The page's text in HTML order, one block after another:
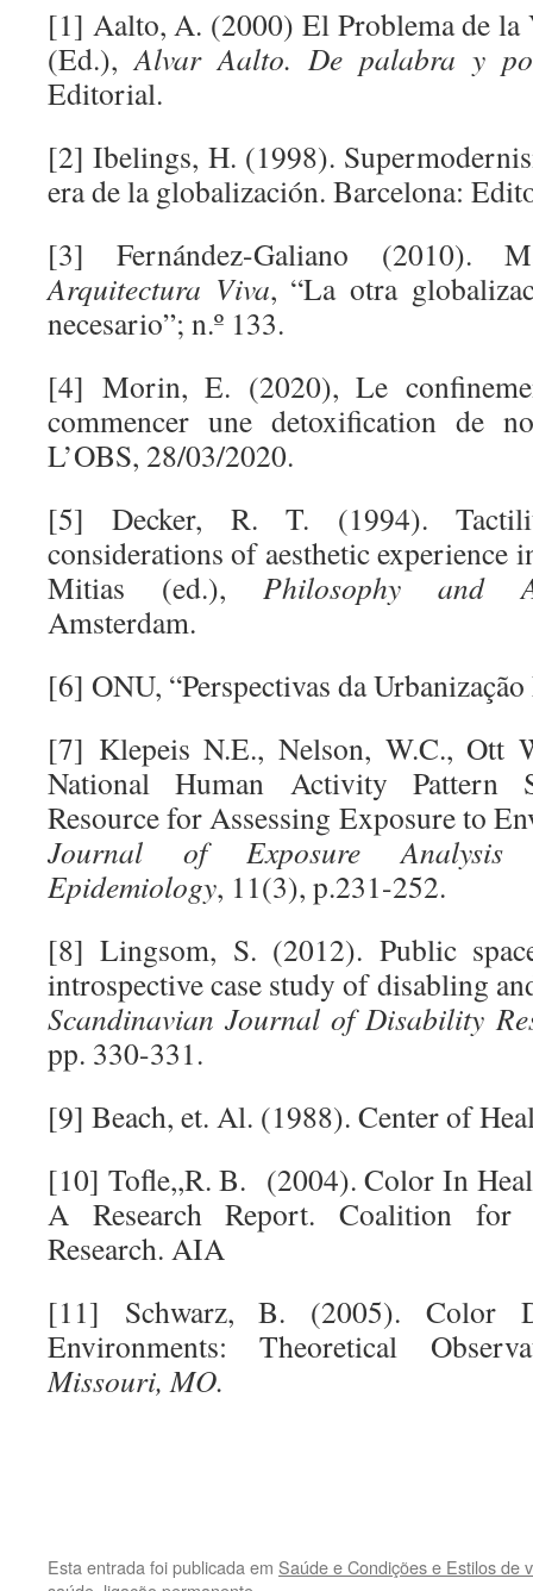
[1] Aalto, A. (2000) El Problema de
(Ed.), Alvar Aalto. De palabra y
Editorial.
[2] Ibelings, H. (1998).
era de la globalización. Barcelona:
[3] Fernández-Galiano (2010).
Arquitectura Viva, “La otra
necesario”; n.º 133.
[4] Morin, E. (2020), Le
commencer une detoxification de
L’OBS, 28/03/2020.
[5] Decker, R. T. (1994).
considerations of aesthetic experience
Mitias (ed.), Philosophy and
Amsterdam.
[6] ONU, “Perspectivas da
[7] Klepeis N.E., Nelson, W.C., Ott
National Human Activity Pattern
Resource for Assessing Exposure to
Journal of Exposure Analysis
Epidemiology, 11(3), p.231-252.
[8] Lingsom, S. (2012). Public
introspective case study of disabling
Scandinavian Journal of Disability
pp. 330-331.
[9] Beach, et. Al. (1988). Center of
[10] Tofle,,R. B. (2004). Color In
A Research Report. Coalition for
Research. AIA
[11] Schwarz, B. (2005). Color
Environments: Theoretical
Missouri, MO.
Esta entrada foi publicada em Saúde e Condições e Estilos de